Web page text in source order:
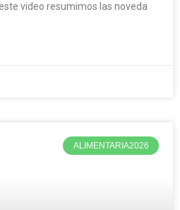
video resumimos las noveda
ALIMENTARIA2026